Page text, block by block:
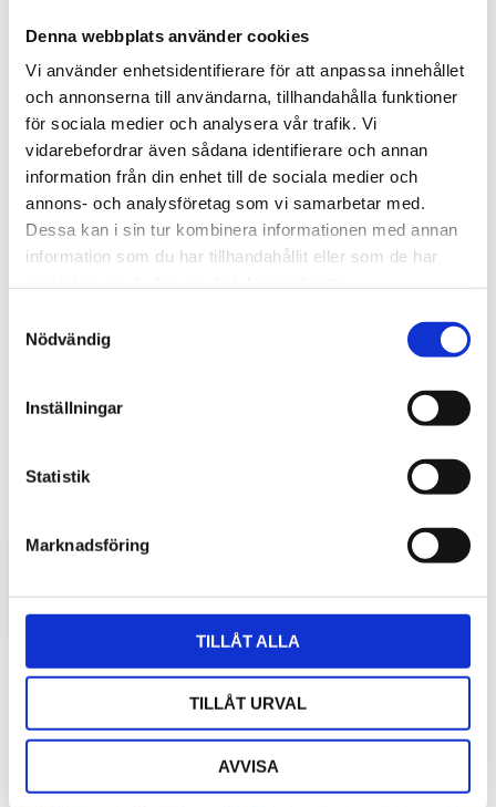
Denna webbplats använder cookies
Vi använder enhetsidentifierare för att anpassa innehållet
och annonserna till användarna, tillhandahålla funktioner
för sociala medier och analysera vår trafik. Vi
vidarebefordrar även sådana identifierare och annan
information från din enhet till de sociala medier och
annons- och analysföretag som vi samarbetar med.
Dessa kan i sin tur kombinera informationen med annan
information som du har tillhandahållit eller som de har
Nödvändig
Inställningar
Statistik
Marknadsföring
TILLÅT ALLA
TILLÅT URVAL
AVVISA
Tips och inspiration
Stöldskydd för entreprenadmaskiner: så
För entreprenörer är maskinerna hjärtat i
mot stölder och skador som kan orsaka kostsamma
avbrott....